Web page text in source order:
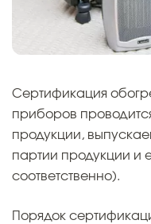
Сертификация
приборов
продукции,
партии продукции и
соответственно).
Порядок